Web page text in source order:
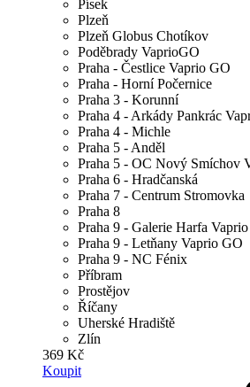
Písek
Plzeň
Plzeň Globus Chotíkov
Poděbrady VaprioGO
Praha - Čestlice Vaprio GO
Praha - Horní Počernice
Praha 3 - Korunní
Praha 4 - Arkády Pankrác
Praha 4 - Michle
Praha 5 - Anděl
Praha 5 - OC Nový Smíchov
Praha 6 - Hradčanská
Praha 7 - Centrum Stromovka
Praha 8
Praha 9 - Galerie Harfa
Praha 9 - Letňany Vaprio GO
Praha 9 - NC Fénix
Příbram
Prostějov
Říčany
Uherské Hradiště
Zlín
369 Kč
Koupit